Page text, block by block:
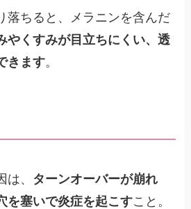
落ちると、メラニンを含んだ
やくすみが目立ちにくい、透
きます。
、 ターンオーバーが崩れ
を塞いで炎症を起こすこと。